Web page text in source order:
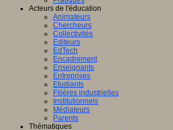
Acteurs de l'éducation
Animateurs
Chercheurs
Collectivités
Editeurs
EdTech
Encadrement
Enseignants
Entreprises
Etudiants
Filières industrielles
Institutionnels
Médiateurs
Parents
Thématiques